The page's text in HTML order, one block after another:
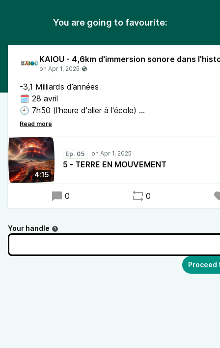
You are going to favourite:
-3,1 Milliards d’années
🗓️ 28 avril
🕘 7h50 (l'heure d'aller à l'école)
📍1 km 500 m. (distance totale parcourue)
4:15
Ep. 05
5 - TERRE EN MOUVEMENT
0 0
Your handle